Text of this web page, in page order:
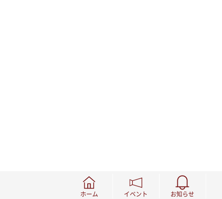
ホーム イベント お知らせ